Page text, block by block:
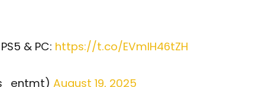
& PC: https://t.co/EVmIH46tZH
August 19, 2025